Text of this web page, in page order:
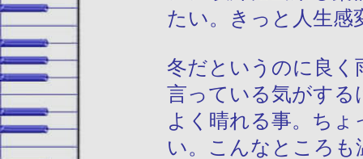
たい。きっと人生感
冬だというのに良く
言っている気がする
よく晴れる事。ち
い。こんなところも